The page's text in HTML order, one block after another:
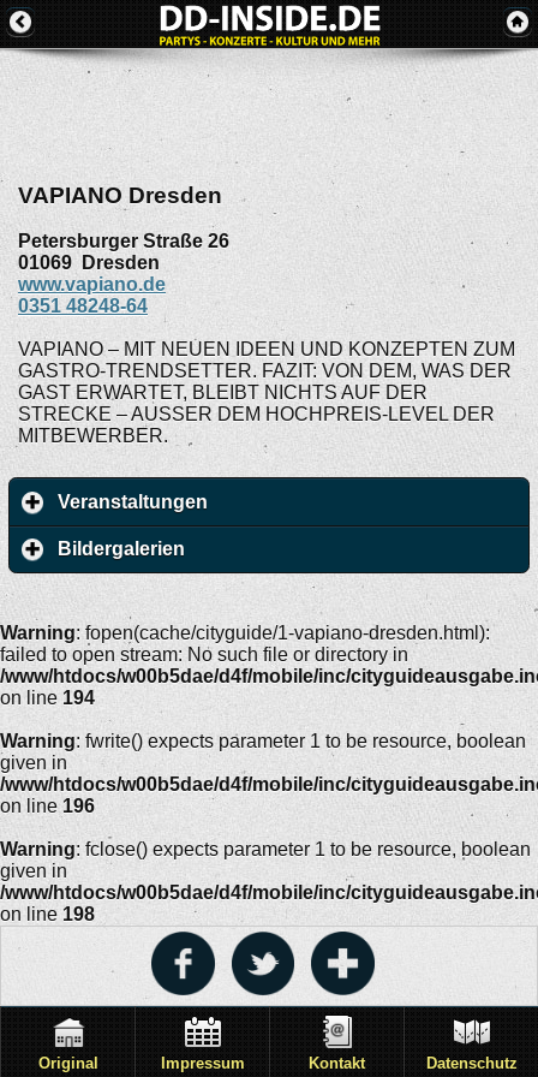
VAPIANO Dresden
Petersburger Straße 26
01069
Dresden
www.vapiano.de
0351 48248-64
VAPIANO – MIT NEUEN IDEEN UND KONZEPTEN ZUM
GASTRO-TRENDSETTER. FAZIT: VON DEM, WAS DER
GAST ERWARTET, BLEIBT NICHTS AUF DER
STRECKE – AUSSER DEM HOCHPREIS-LEVEL DER
MITBEWERBER.
Veranstaltungen
Bildergalerien
Warning: fopen(cache/cityguide/1-vapiano-dresden.html):
failed to open stream: No such file or directory in
/www/htdocs/w00b5dae/d4f/mobile/inc/
on line 194
Warning: fwrite() expects parameter 1 to be resource, boolean
given in
/www/htdocs/w00b5dae/d4f/mobile/inc/
on line 196
Warning: fclose() expects parameter 1 to be resource, boolean
given in
/www/htdocs/w00b5dae/d4f/mobile/inc/
on line 198
Original Impressum Kontakt Datenschutz